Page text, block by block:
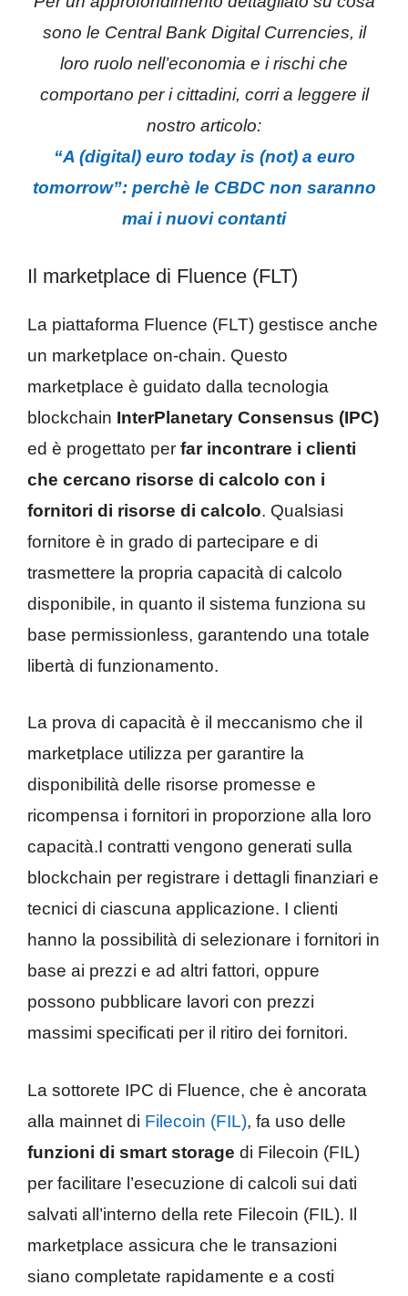
sono le Central Bank Digital Currencies, il
loro ruolo nell’economia e i rischi che
comportano per i cittadini, corri a leggere il
nostro articolo:
“A (digital) euro today is (not) a euro
tomorrow”: perchè le CBDC non saranno
mai i nuovi contanti
Il marketplace di Fluence (FLT)
La piattaforma Fluence (FLT) gestisce anche
un marketplace on-chain. Questo
marketplace è guidato dalla tecnologia
blockchain InterPlanetary Consensus (IPC)
ed è progettato per far incontrare i clienti
che cercano risorse di calcolo con i
fornitori di risorse di calcolo. Qualsiasi
fornitore è in grado di partecipare e di
trasmettere la propria capacità di calcolo
disponibile, in quanto il sistema funziona su
base permissionless, garantendo una totale
libertà di funzionamento.
La prova di capacità è il meccanismo che il
marketplace utilizza per garantire la
disponibilità delle risorse promesse e
ricompensa i fornitori in proporzione alla loro
capacità.I contratti vengono generati sulla
blockchain per registrare i dettagli finanziari e
tecnici di ciascuna applicazione. I clienti
hanno la possibilità di selezionare i fornitori in
base ai prezzi e ad altri fattori, oppure
possono pubblicare lavori con prezzi
massimi specificati per il ritiro dei fornitori.
La sottorete IPC di Fluence, che è ancorata
alla mainnet di Filecoin (FIL), fa uso delle
funzioni di smart storage di Filecoin (FIL)
per facilitare l’esecuzione di calcoli sui dati
salvati all’interno della rete Filecoin (FIL). Il
marketplace assicura che le transazioni
siano completate rapidamente e a costi